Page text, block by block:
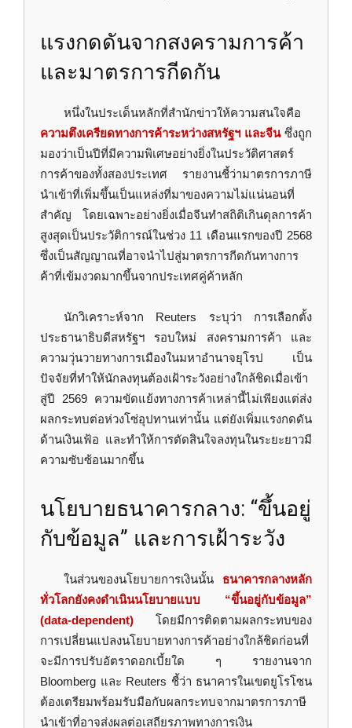
แรงกดดันจากสงครามการค้า
และมาตรการกีดกัน
หนึ่งในประเด็นหลักที่สำนักข่าวให้ความสนใจคือ
ความตึงเครียดทางการค้าระหว่างสหรัฐฯ และจีนซึ่งถูก
มองว่าเป็นปีที่มีความพิเศษอย่างยิ่งในประวัติศาสตร์
การค้าของทั้งสองประเทศ รายงานชี้ว่ามาตรการภาษี
นำเข้าที่เพิ่มขึ้นเป็นแหล่งที่มาของความไม่แน่นอนที่
สำคัญ โดยเฉพาะอย่างยิ่งเมื่อจีนทำสถิติเกินดุลการค้า
สูงสุดเป็นประวัติการณ์ในช่วง 11 เดือนแรกของปี 2568
ซึ่งเป็นสัญญาณที่อาจนำไปสู่มาตรการกีดกันทางการ
ค้าที่เข้มงวดมากขึ้นจากประเทศคู่ค้าหลัก
นักวิเคราะห์จาก Reuters ระบุว่า การเลือกตั้ง
ประธานาธิบดีสหรัฐฯ รอบใหม่ สงครามการค้า และ
ความวุ่นวายทางการเมืองในมหาอำนาจยุโรป เป็น
ปัจจัยที่ทำให้นักลงทุนต้องเฝ้าระวังอย่างใกล้ชิดเมื่อเข้า
สู่ปี 2569 ความขัดแย้งทางการค้าเหล่านี้ไม่เพียงแต่ส่ง
ผลกระทบต่อห่วงโซ่อุปทานเท่านั้น แต่ยังเพิ่มแรงกดดัน
ด้านเงินเฟ้อ และทำให้การตัดสินใจลงทุนในระยะยาวมี
ความซับซ้อนมากขึ้น
นโยบายธนาคารกลาง: “ขึ้นอยู่
กับข้อมูล” และการเฝ้าระวัง
ในส่วนของนโยบายการเงินนั้น ธนาคารกลางหลัก
ทั่วโลกยังคงดำเนินนโยบายแบบ “ขึ้นอยู่กับข้อมูล”
(data-dependent) โดยมีการติดตามผลกระทบของ
การเปลี่ยนแปลงนโยบายทางการค้าอย่างใกล้ชิดก่อนที่
จะมีการปรับอัตราดอกเบี้ยใด ๆ รายงานจาก
Bloomberg และ Reuters ชี้ว่า ธนาคารในเขตยูโรโซน
ต้องเตรียมพร้อมรับมือกับผลกระทบจากมาตรการภาษี
นำเข้าที่อาจส่งผลต่อเสถียรภาพทางการเงิน